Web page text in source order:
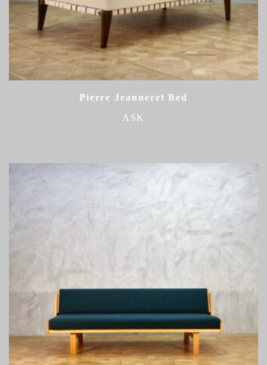
Pierre Jeanneret Bed
ASK